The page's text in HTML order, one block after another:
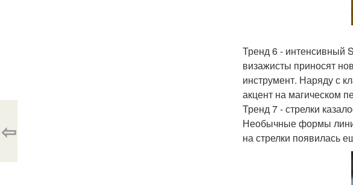
Тренд 6 - интенсивный
визажисты приносят
инструмент. Наряду с
акцент на магическом
Тренд 7 - стрелки
Необычные формы
на стрелки появилась
⇦